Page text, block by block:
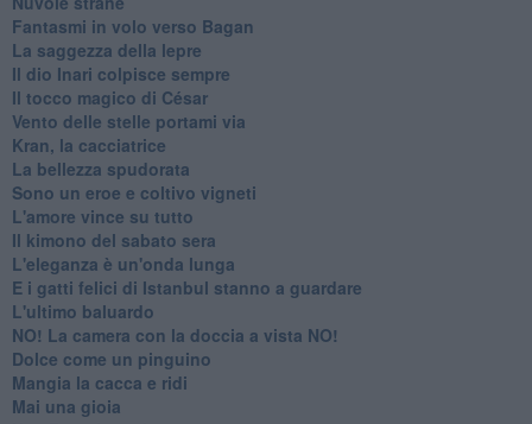
Fantasmi in volo verso Bagan
La saggezza della lepre
Il dio Inari colpisce sempre
Il tocco magico di César
Vento delle stelle portami via
Kran, la cacciatrice
La bellezza spudorata
Sono un eroe e coltivo vigneti
L'amore vince su tutto
Il kimono del sabato sera
L'eleganza è un'onda lunga
E i gatti felici di Istanbul stanno a guardare
L'ultimo baluardo
NO! La camera con la doccia a vista NO!
Dolce come un pinguino
Mangia la cacca e ridi
Mai una gioia